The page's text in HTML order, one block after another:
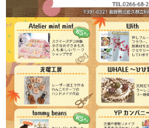
宿泊プラン
イベント